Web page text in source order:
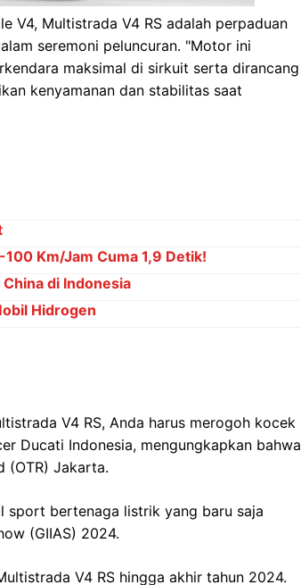
V4, Multistrada V4 RS adalah perpaduan
seremoni peluncuran. "Motor ini
maksimal di sirkuit serta dirancang
kenyamanan dan stabilitas saat
Km/Jam Cuma 1,9 Detik!
di Indonesia
Hidrogen
V4 RS, Anda harus merogoh kocek
Ducati Indonesia, mengungkapkan bahwa
(OTR) Jakarta.
sport bertenaga listrik yang baru saja
(GIIAS) 2024.
V4 RS hingga akhir tahun 2024.